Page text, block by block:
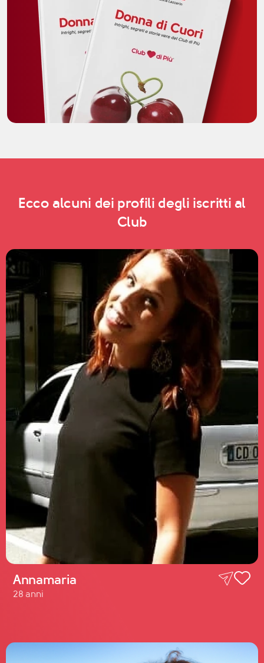
Ecco alcuni dei profili degli iscritti al
Club
Annamaria
28 anni